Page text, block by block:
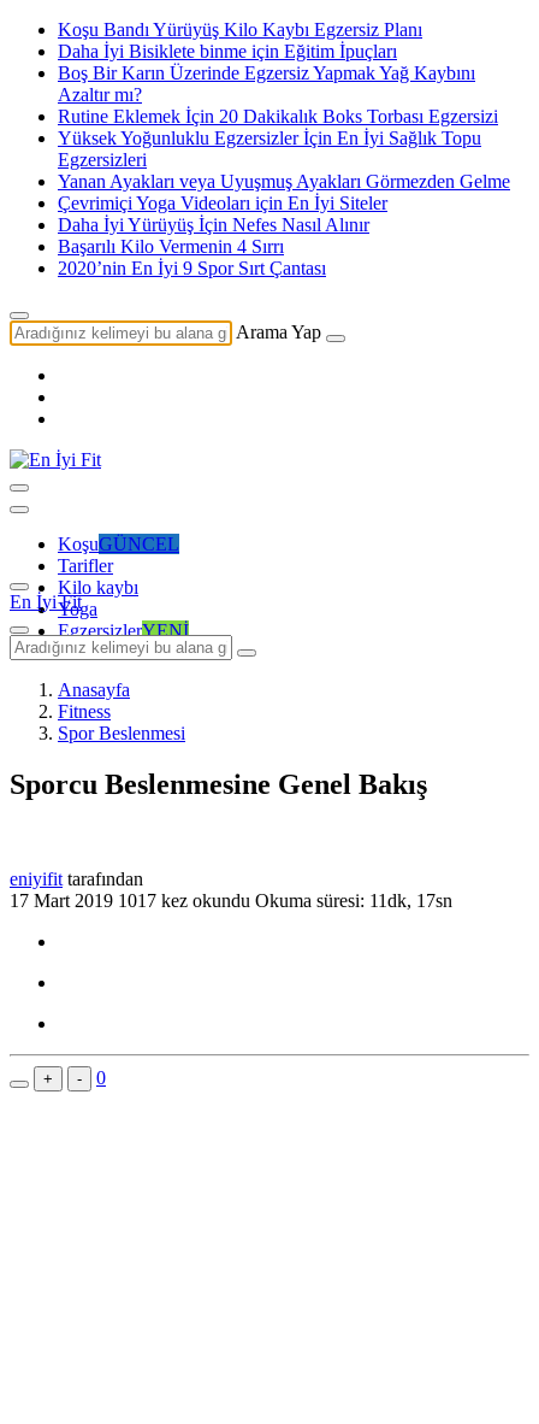
Koşu Bandı Yürüyüş Kilo Kaybı Egzersiz Planı
Daha İyi Bisiklete binme için Eğitim İpuçları
Boş Bir Karın Üzerinde Egzersiz Yapmak Yağ Kaybını
Azaltır mı?
Rutine Eklemek İçin 20 Dakikalık Boks Torbası Egzersizi
Yüksek Yoğunluklu Egzersizler İçin En İyi Sağlık Topu
Egzersizleri
Yanan Ayakları veya Uyuşmuş Ayakları Görmezden Gelme
Çevrimiçi Yoga Videoları için En İyi Siteler
Daha İyi Yürüyüş İçin Nefes Nasıl Alınır
Başarılı Kilo Vermenin 4 Sırrı
2020’nin En İyi 9 Spor Sırt Çantası
Arama Yap
KoşuGÜNCEL
Tarifler
Kilo kaybı
Yoga
EgzersizlerYENİ
En İyi Fit
Anasayfa
Fitness
Spor Beslenmesi
Sporcu Beslenmesine Genel Bakış
eniyifit tarafından
17 Mart 2019 1017 kez okundu Okuma süresi: 11dk, 17sn
+ - 0